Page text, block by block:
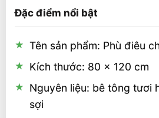
trên 5 dựa
trênđánh
giá
Đặc điểm nổi bật
Tên sản phẩm: Phù điêu
Kích thước: 80 x 120 cm
Nguyên liệu: bê tông tươi
sợi